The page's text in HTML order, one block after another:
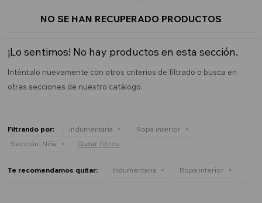
NO SE HAN RECUPERADO PRODUCTOS
¡Lo sentimos! No hay productos en esta sección.
Inténtalo nuevamente con otros criterios de filtrado o busca en
otras secciones de nuestro catálogo.
Filtrando por: Indumentaria
Ropa interior
Sección: Niña Quitar filtros
Te recomendamos quitar: Indumentaria Ropa interior